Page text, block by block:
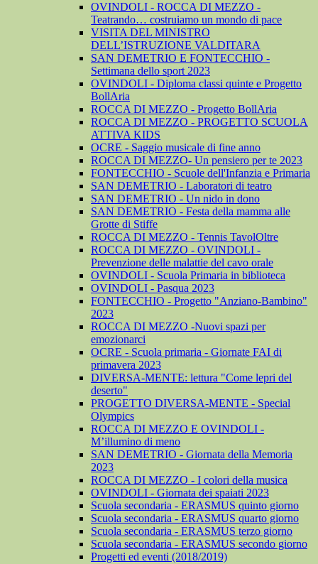
OVINDOLI - ROCCA DI MEZZO -
Teatrando… costruiamo un mondo di pace
VISITA DEL MINISTRO
DELL’ISTRUZIONE VALDITARA
SAN DEMETRIO E FONTECCHIO -
Settimana dello sport 2023
OVINDOLI - Diploma classi quinte e Progetto
BollAria
ROCCA DI MEZZO - Progetto BollAria
ROCCA DI MEZZO - PROGETTO SCUOLA
ATTIVA KIDS
OCRE - Saggio musicale di fine anno
ROCCA DI MEZZO- Un pensiero per te 2023
FONTECCHIO - Scuole dell'Infanzia e Primaria
SAN DEMETRIO - Laboratori di teatro
SAN DEMETRIO - Un nido in dono
SAN DEMETRIO - Festa della mamma alle
Grotte di Stiffe
ROCCA DI MEZZO - Tennis TavolOltre
ROCCA DI MEZZO - OVINDOLI -
Prevenzione delle malattie del cavo orale
OVINDOLI - Scuola Primaria in biblioteca
OVINDOLI - Pasqua 2023
FONTECCHIO - Progetto "Anziano-Bambino"
2023
ROCCA DI MEZZO -Nuovi spazi per
emozionarci
OCRE - Scuola primaria - Giornate FAI di
primavera 2023
DIVERSA-MENTE: lettura "Come lepri del
deserto"
PROGETTO DIVERSA-MENTE - Special
Olympics
ROCCA DI MEZZO E OVINDOLI -
M’illumino di meno
SAN DEMETRIO - Giornata della Memoria
2023
ROCCA DI MEZZO - I colori della musica
OVINDOLI - Giornata dei spaiati 2023
Scuola secondaria - ERASMUS quinto giorno
Scuola secondaria - ERASMUS quarto giorno
Scuola secondaria - ERASMUS terzo giorno
Scuola secondaria - ERASMUS secondo giorno
Progetti ed eventi (2018/2019)